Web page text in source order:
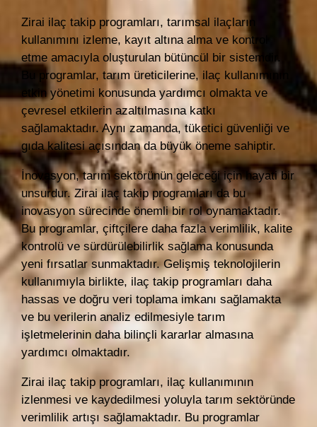
Zirai ilaç takip programları, tarımsal ilaçların
kullanımını izleme, kayıt altına alma ve kontrol
etme amacıyla oluşturulan bütüncül bir sistemdir.
Bu programlar, tarım üreticilerine, ilaç kullanımının
etkin yönetimi konusunda yardımcı olmakta ve
çevresel etkilerin azaltılmasına katkı
sağlamaktadır. Aynı zamanda, tüketici güvenliği ve
gıda kalitesi açısından da büyük öneme sahiptir.
İnovasyon, tarım sektörünün geleceği için hayati bir
unsurdur. Zirai ilaç takip programları da bu
inovasyon sürecinde önemli bir rol oynamaktadır.
Bu programlar, çiftçilere daha fazla verimlilik, kalite
kontrolü ve sürdürülebilirlik sağlama konusunda
yeni fırsatlar sunmaktadır. Gelişmiş teknolojilerin
kullanımıyla birlikte, ilaç takip programları daha
hassas ve doğru veri toplama imkanı sağlamakta
ve bu verilerin analiz edilmesiyle tarım
işletmelerinin daha bilinçli kararlar almasına
yardımcı olmaktadır.
Zirai ilaç takip programları, ilaç kullanımının
izlenmesi ve kaydedilmesi yoluyla tarım sektöründe
verimlilik artışı sağlamaktadır. Bu programlar